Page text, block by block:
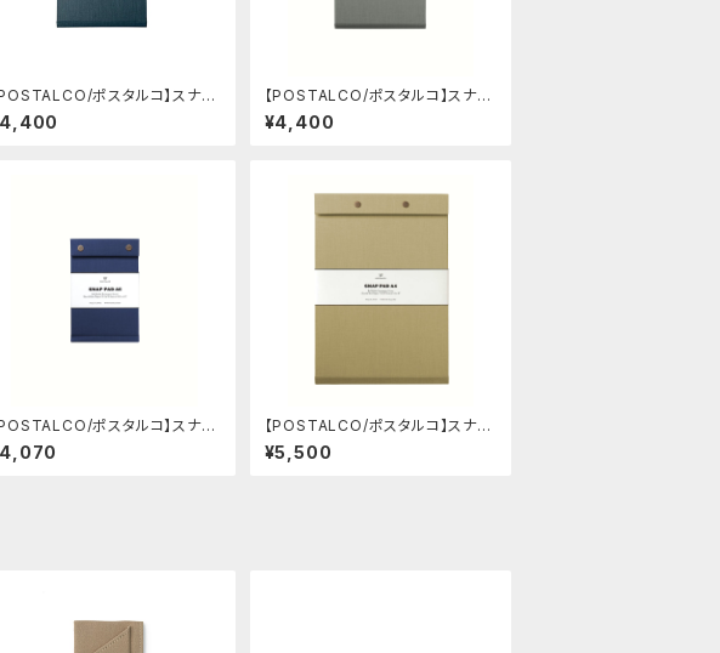
POSTALCO/ポスタルコ】スナッ
パッド SQ A5 (Dark Blue)
【POSTALCO/ポスタルコ】スナッ
プパッド SQ A5 (Ash Gray)
¥4,400
POSTALCO/ポスタルコ】スナッ
パッド SQ A6 (Royal Blue)
【POSTALCO/ポスタルコ】スナッ
プパッド SQ A4 (Light Beige)
¥5,500